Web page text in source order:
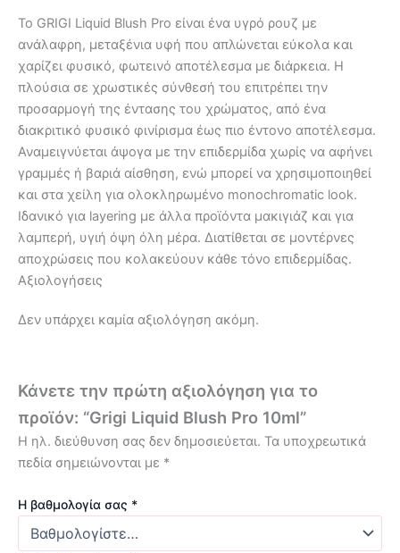
Το GRIGI Liquid Blush Pro είναι ένα υγρό ρουζ με
ανάλαφρη, μεταξένια υφή που απλώνεται εύκολα και
χαρίζει φυσικό, φωτεινό αποτέλεσμα με διάρκεια. Η
πλούσια σε χρωστικές σύνθεσή του επιτρέπει την
προσαρμογή της έντασης του χρώματος, από ένα
διακριτικό φυσικό φινίρισμα έως πιο έντονο αποτέλεσμα.
Αναμειγνύεται άψογα με την επιδερμίδα χωρίς να αφήνει
γραμμές ή βαριά αίσθηση, ενώ μπορεί να χρησιμοποιηθεί
και στα χείλη για ολοκληρωμένο monochromatic look.
Ιδανικό για layering με άλλα προϊόντα μακιγιάζ και για
λαμπερή, υγιή όψη όλη μέρα. Διατίθεται σε μοντέρνες
αποχρώσεις που κολακεύουν κάθε τόνο επιδερμίδας.
Αξιολογήσεις
Δεν υπάρχει καμία αξιολόγηση ακόμη.
Κάνετε την πρώτη αξιολόγηση για το
προϊόν: “Grigi Liquid Blush Pro 10ml”
Η ηλ. διεύθυνση σας δεν δημοσιεύεται. Τα υποχρεωτικά
πεδία σημειώνονται με *
Η βαθμολογία σας *